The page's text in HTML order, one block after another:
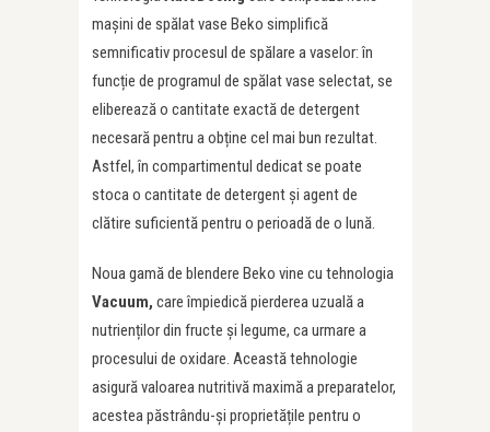
mașini de spălat vase Beko simplifică
semnificativ procesul de spălare a vaselor: în
funcție de programul de spălat vase selectat, se
eliberează o cantitate exactă de detergent
necesară pentru a obține cel mai bun rezultat.
Astfel, în compartimentul dedicat se poate
stoca o cantitate de detergent și agent de
clătire suficientă pentru o perioadă de o lună.
Noua gamă de blendere Beko vine cu tehnologia
Vacuum, care împiedică pierderea uzuală a
nutrienților din fructe și legume, ca urmare a
procesului de oxidare. Această tehnologie
asigură valoarea nutritivă maximă a preparatelor,
acestea păstrându-și proprietățile pentru o